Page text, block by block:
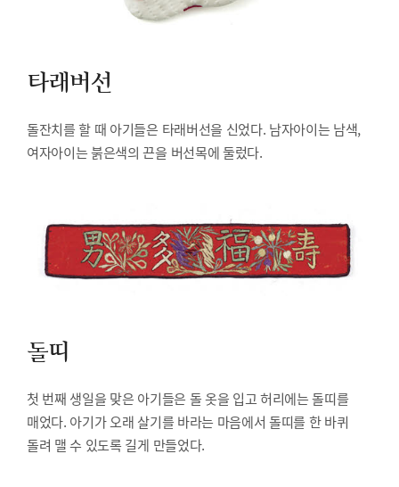
타래버선
돌잔치를 할 때 아기들은 타래버선을 신었다. 남자아이는 남색,
여자아이는 붉은색의 끈을 버선목에 둘렀다.
돌띠
첫 번째 생일을 맞은 아기들은 돌 옷을 입고 허리에는 돌띠를
매었다. 아기가 오래 살기를 바라는 마음에서 돌띠를 한 바퀴
돌려 맬 수 있도록 길게 만들었다.